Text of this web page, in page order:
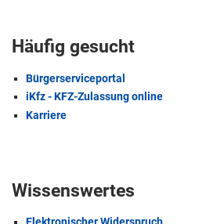
Häufig gesucht
Bürgerserviceportal
iKfz - KFZ-Zulassung online
Karriere
Wissenswertes